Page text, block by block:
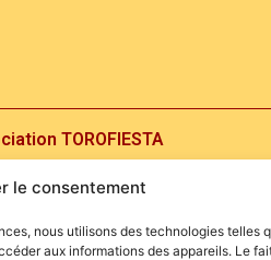
le consentement
nous utilisons des technologies telles
aux informations des appareils. Le
TOROFIESTA